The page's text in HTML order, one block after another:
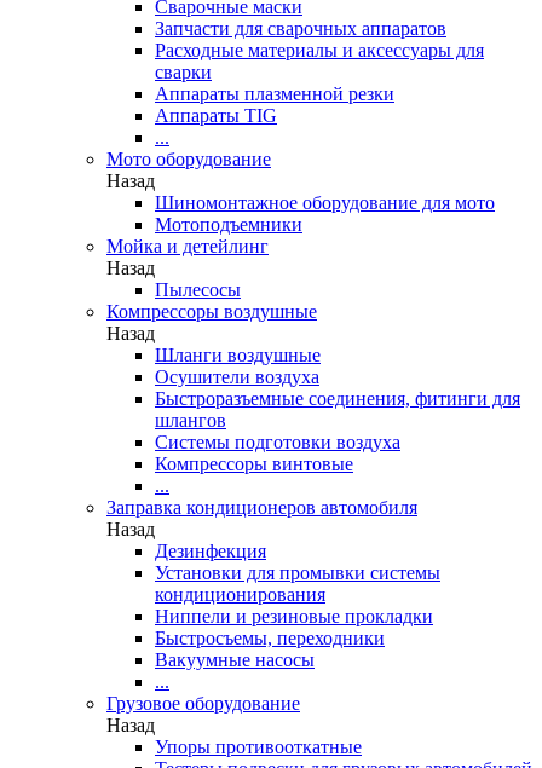
Сварочные маски
Запчасти для сварочных аппаратов
Расходные материалы и аксессуары для
сварки
Аппараты плазменной резки
Аппараты TIG
...
Мото оборудование
Назад
Шиномонтажное оборудование для мото
Мотоподъемники
Мойка и детейлинг
Назад
Пылесосы
Компрессоры воздушные
Назад
Шланги воздушные
Осушители воздуха
Быстроразъемные соединения, фитинги для
шлангов
Системы подготовки воздуха
Компрессоры винтовые
...
Заправка кондиционеров автомобиля
Назад
Дезинфекция
Установки для промывки системы
кондиционирования
Ниппели и резиновые прокладки
Быстросъемы, переходники
Вакуумные насосы
...
Грузовое оборудование
Назад
Упоры противооткатные